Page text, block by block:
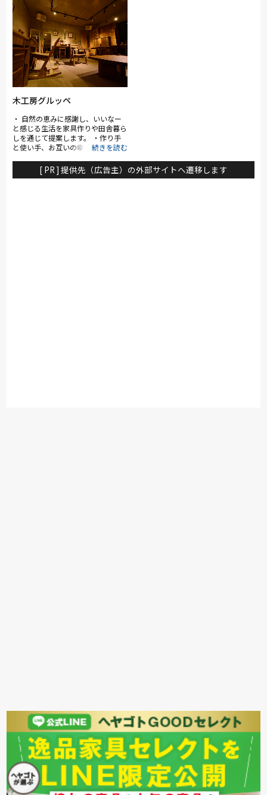
テリアをご覧ください！ また、価
格帯も幅広くご用意しているため、
ご予算に合わせて無理なくお選びい
ただけるのも大きな特長です。 店
頭で実際にコーディネートをイメー
ジしながら、理想の空間づくりを自
由に楽しんでいただけます。
木工房グルッペ
・ 自然の恵みに感謝し、いいなー
と感じる生活を家具作りや田舎暮ら
しを通じて提案します。 ・作り手
と使い手、お互いの幸せを願って活
夫な作り、使い易さとプロポーショ
ンの美しさ、木の個性を大切にした
[ PR ] 提供先（広告主）の外部サイトへ遷移します